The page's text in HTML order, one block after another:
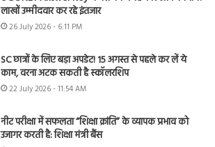
लाखों उम्मीदवार कर रहे इंतजार
26 July 2026 - 6:11 PM
SC छात्रों के लिए बड़ा अपडेट! 15 अगस्त से पहले कर लें ये
काम, वरना अटक सकती है स्कॉलरशिप
22 July 2026 - 11:54 AM
नीट परीक्षा में सफलता “शिक्षा क्रांति” के व्यापक प्रभाव को
उजागर करती है: शिक्षा मंत्री बैंस